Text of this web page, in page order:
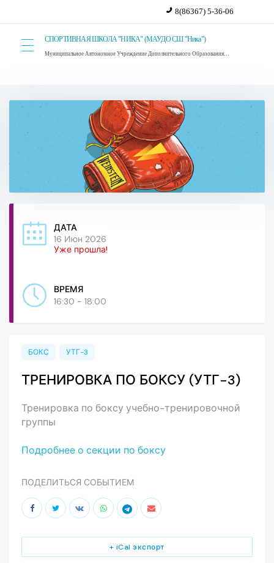
8(86367) 5-36-06
СПОРТИВНАЯ ШКОЛА "НИКА" (МАУДО СШ "Ника")
Муниципальное Автономное Учреждение Дополнительного Образования Спортивная Школа "Ника". г. Красный Сулин.
ДАТА
16 Июн 2026
Уже прошла!
ВРЕМЯ
16:30 - 18:00
БОКС УТГ-3
ТРЕНИРОВКА ПО БОКСУ (УТГ-3)
Тренировка по боксу учебно-тренировочной
группы
Подробнее о секции по боксу
ПОДЕЛИТЬСЯ СОБЫТИЕМ
+ iCal экспорт